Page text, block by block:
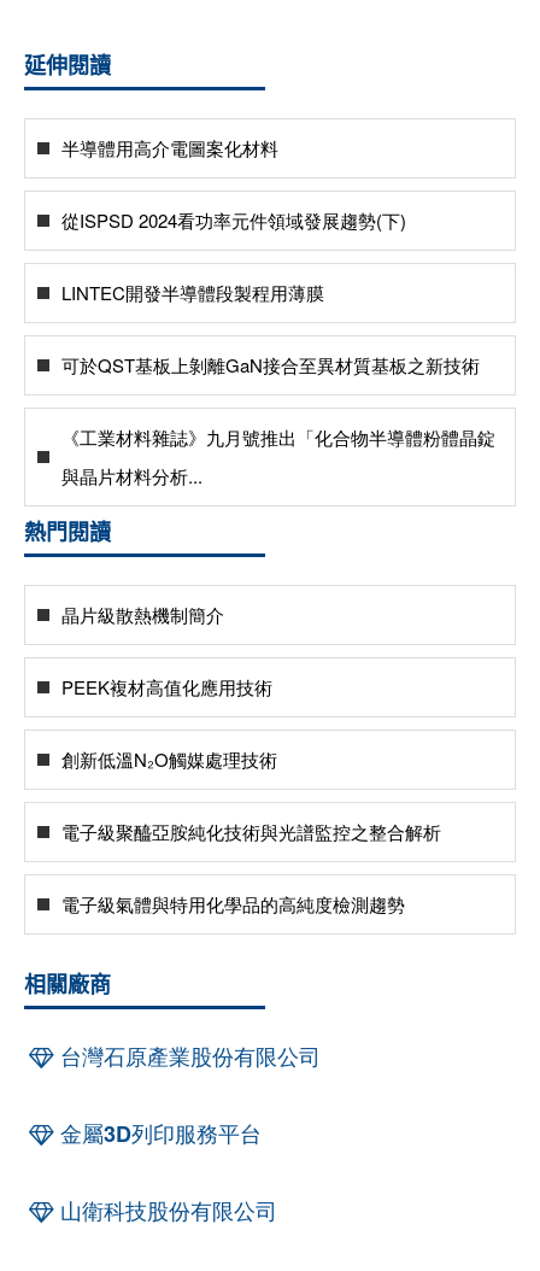
延伸閱讀
半導體用高介電圖案化材料
從ISPSD 2024看功率元件領域發展趨勢(下)
LINTEC開發半導體段製程用薄膜
可於QST基板上剝離GaN接合至異材質基板之新技術
《工業材料雜誌》九月號推出「化合物半導體粉體晶錠
與晶片材料分析...
熱門閱讀
晶片級散熱機制簡介
PEEK複材高值化應用技術
創新低溫N₂O觸媒處理技術
電子級聚醯亞胺純化技術與光譜監控之整合解析
電子級氣體與特用化學品的高純度檢測趨勢
相關廠商
台灣石原產業股份有限公司
金屬3D列印服務平台
山衛科技股份有限公司